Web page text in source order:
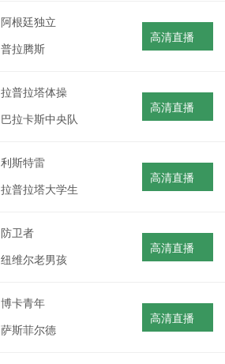
阿根廷独立
普拉腾斯
高清直播
拉普拉塔体操
巴拉卡斯中央队
高清直播
利斯特雷
拉普拉塔大学生
高清直播
防卫者
纽维尔老男孩
高清直播
博卡青年
萨斯菲尔德
高清直播